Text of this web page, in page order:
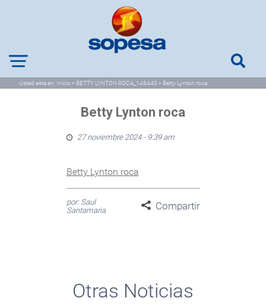
Usted esta en: Inicio > BETTY LYNTON ROCA_146440 > Betty Lynton roca
Betty Lynton roca
27 noviembre 2024 - 9:39 am
Betty Lynton roca
por: Saul
Santamaria
Compartir
Otras Noticias